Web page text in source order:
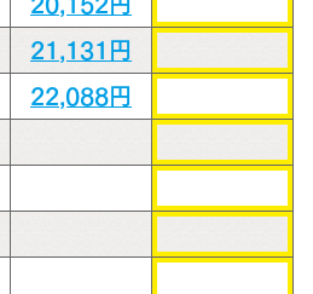
21,131円
22,088円